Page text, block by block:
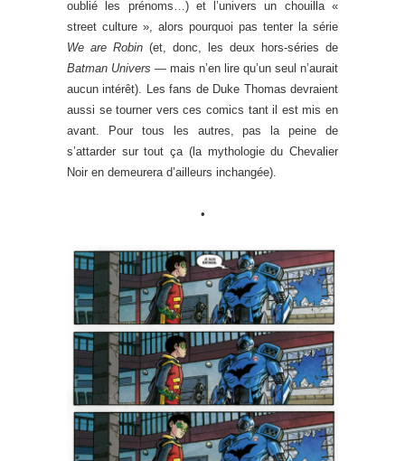
oublié les prénoms…) et l’univers un chouilla «
street culture », alors pourquoi pas tenter la série
We are Robin (et, donc, les deux hors-séries de
Batman Univers — mais n’en lire qu’un seul n’aurait
aucun intérêt). Les fans de Duke Thomas devraient
aussi se tourner vers ces comics tant il est mis en
avant. Pour tous les autres, pas la peine de
s’attarder sur tout ça (la mythologie du Chevalier
Noir en demeurera d’ailleurs inchangée).
•